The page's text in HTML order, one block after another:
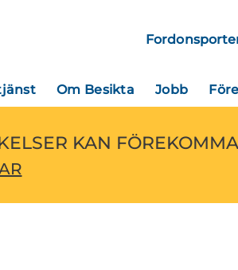
Om Besikta Jobb
KAN